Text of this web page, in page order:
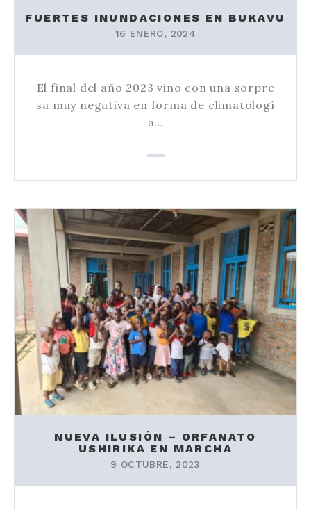
FUERTES INUNDACIONES EN BUKAVU
16 ENERO, 2024
El final del año 2023 vino con una sorpre
sa muy negativa en forma de climatologí
a…
NUEVA ILUSIÓN – ORFANATO
USHIRIKA EN MARCHA
9 OCTUBRE, 2023